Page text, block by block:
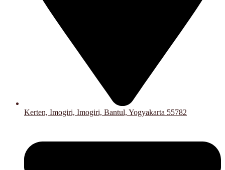
Kerten, Imogiri, Imogiri, Bantul, Yogyakarta 55782